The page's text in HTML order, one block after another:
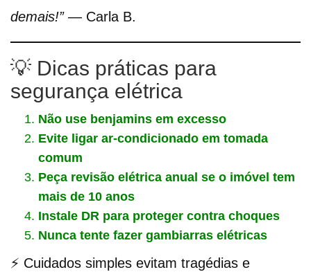
demais!”— Carla B.
💡 Dicas práticas para
segurança elétrica
Não use benjamins em excesso
Evite ligar ar-condicionado em tomada
comum
Peça revisão elétrica anual se o imóvel tem
mais de 10 anos
Instale DR para proteger contra choques
Nunca tente fazer gambiarras elétricas
⚡ Cuidados simples evitam tragédias e